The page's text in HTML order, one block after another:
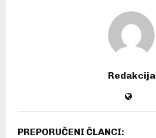
Redakcija
PREPORUČENI ČLANCI: